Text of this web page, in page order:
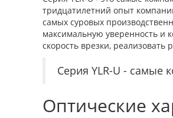
тридцатилетний опыт
самых суровых
максимальную уверенность и
скорость врезки,
Серия YLR-U - cамые
Оптические